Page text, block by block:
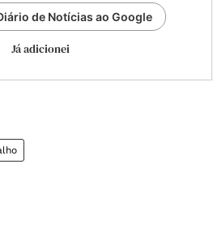
de Notícias ao Google
Já adicionei